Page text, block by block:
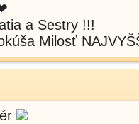
a Sestry !!!
Milosť